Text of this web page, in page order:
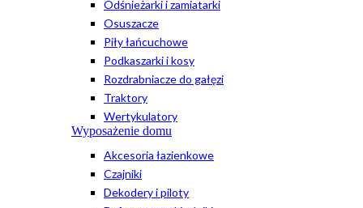
Odśnieżarki i zamiatarki
Osuszacze
Piły łańcuchowe
Podkaszarki i kosy
Rozdrabniacze do gałęzi
Traktory
Wertykulatory
Wyposażenie domu
Akcesoria łazienkowe
Czajniki
Dekodery i piloty